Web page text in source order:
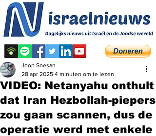
VIDEO: Netanyahu onthult
dat Iran Hezbollah-piepers
zou gaan scannen, dus de
operatie werd met enkele
Joop Soesan
28 apr 2025 4 minuten om te lezen